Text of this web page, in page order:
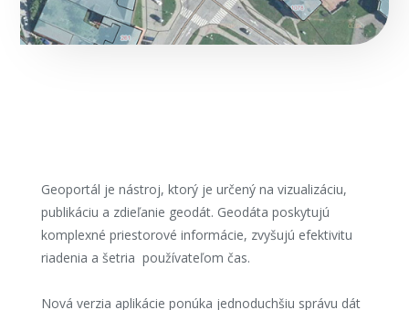
Geoportál je nástroj, ktorý je určený na vizualizáciu,
publikáciu a zdieľanie geodát. Geodáta poskytujú
komplexné priestorové informácie, zvyšujú efektivitu
riadenia a šetria používateľom čas.
Nová verzia aplikácie ponúka jednoduchšiu správu dát